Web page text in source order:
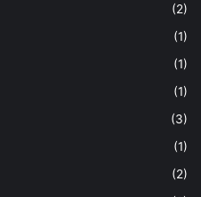
(2)
(1)
(1)
(1)
(3)
(1)
(2)